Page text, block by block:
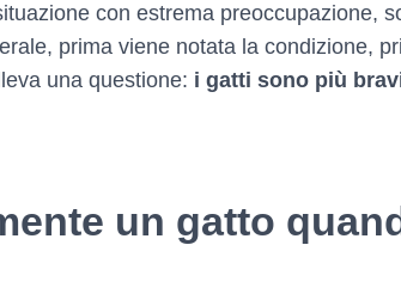
con estrema preoccupazione,
prima viene notata la condizione,
una questione: i gatti sono più
un gatto